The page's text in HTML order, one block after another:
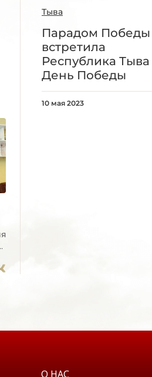
Тыва
Парадом Победы
встретила
Республика Тыва
День Победы
10 мая 2023
О НАС